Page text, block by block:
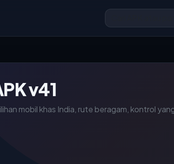
v41
mobil khas India, rute beragam, kontrol